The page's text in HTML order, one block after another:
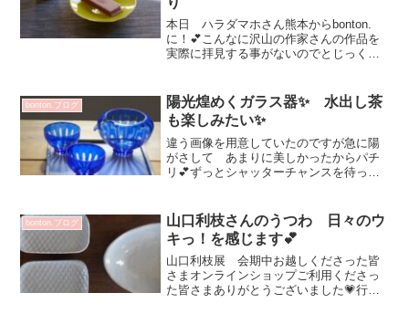
本日 ハラダマホさん熊本からbonton.
に！💕こんなに沢山の作家さんの作品を
実際に拝見する事がないのでとじっくり
お見送りです♡ハラダマホさん カッ
プ （パイル）770...
bonton.ブログ
陽光煌めくガラス器✨ 水出し茶
も楽しみたい✨
違う画像を用意していたのですが急に陽
がさして あまりに美しかったからパチ
リ💕ずっとシャッターチャンスを待って
持ちも華やぎ 急に気持ちが切り替わり
始めました^^清々しさの...
bonton.ブログ
山口利枝さんのうつわ 日々のウ
キっ！を感じます💕
山口利枝展 会期中お越しくださった皆
さまオンラインショップご利用くださっ
た皆さまありがとうございました💗行き